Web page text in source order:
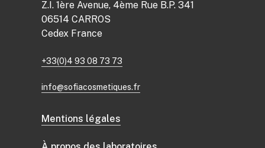
Z.I. 1ère Avenue, 4ème Rue B.P. 341
06514 CARROS
Cedex France
+33(0)4 93 08 73 73
info@sofiacosmetiques.fr
Mentions légales